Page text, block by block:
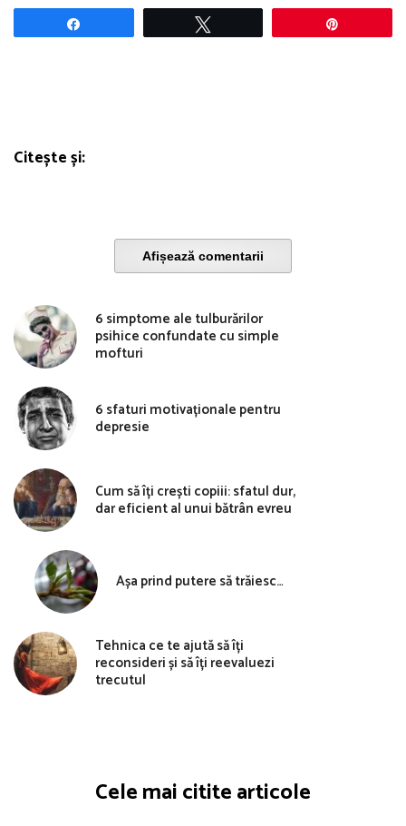
Citește și:
Afișează comentarii
6 simptome ale tulburărilor
psihice confundate cu simple
mofturi
6 sfaturi motivaționale pentru
depresie
Cum să îți crești copiii: sfatul dur,
dar eficient al unui bătrân evreu
Așa prind putere să trăiesc…
Tehnica ce te ajută să îți
reconsideri și să îți reevaluezi
trecutul
Cele mai citite articole